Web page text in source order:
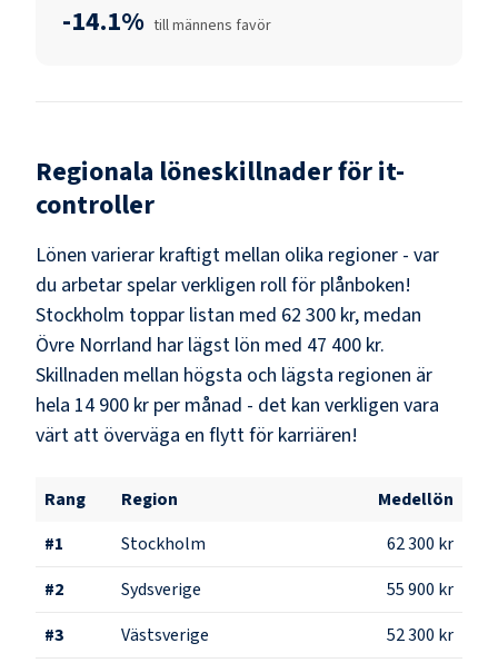
-14.1% till männens favör
Regionala löneskillnader förit-
controller
Lönen varierar kraftigt mellan olika regioner - var
du arbetar spelar verkligen roll för plånboken!
Stockholm toppar listan med 62 300 kr, medan
Övre Norrland har lägst lön med 47 400 kr.
Skillnaden mellan högsta och lägsta regionen är
hela 14 900 kr per månad - det kan verkligen vara
värt att överväga en flytt för karriären!
Rang Region
Medellön
#1 Stockholm
62 300 kr
#2 Sydsverige
55 900 kr
#3 Västsverige 52 300 kr